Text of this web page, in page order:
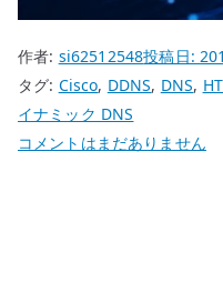
作者: si62512548投稿日:
タグ: Cisco, DDNS, DNS,
イナミック DNS
Cisco
コメントはまだありません